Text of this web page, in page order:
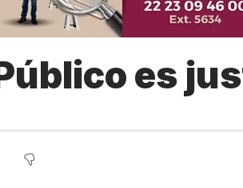
es